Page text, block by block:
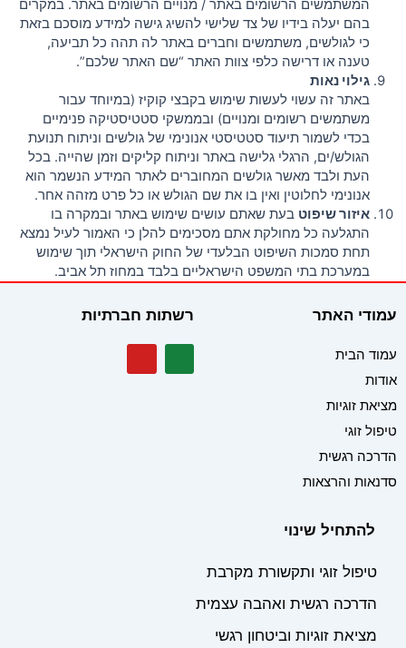
המשתמשים הרשומים באתר / מנויים הרשומים באתר. במקרים
בהם יעלה בידיו של צד שלישי להשיג גישה למידע מוסכם בזאת
כי לגולשים, משתמשים וחברים באתר לה תהה כל תביעה,
טענה או דרישה כלפי צוות האתר “שם האתר שלכם”.
גילוי נאות
באתר זה עשוי לעשות שימוש בקבצי קוקיז (במיוחד עבור
משתמשים רשומים ומנויים) ובממשקי סטטיסטיקה פנימיים
בכדי לשמור תיעוד סטטיסטי אנונימי של גולשים וניתוח תנועת
הגולש/ים, הרגלי גלישה באתר וניתוח קליקים וזמן שהייה. בכל
העת ולבד מאשר גולשים המחוברים לאתר המידע הנשמר הוא
אנונימי לחלוטין ואין בו את שם הגולש או כל פרט מזהה אחר.
איזור שיפוט בעת שאתם עושים שימוש באתר ובמקרה בו
התגלעה כל מחולקת אתם מסכימים להלן כי האמור לעיל נמצא
תחת סמכות השיפוט הבלעדי של החוק הישראלי תוך שימוש
במערכת בתי המשפט הישראליים בלבד במחוז תל אביב.
עמודי האתר
עמוד הבית
אודות
מציאת זוגיות
טיפול זוגי
הדרכה רגשית
סדנאות והרצאות
רשתות חברתיות
W
להתחיל שינוי
טיפול זוגי ותקשורת מקרבת
הדרכה רגשית ואהבה עצמית
מציאת זוגיות וביטחון רגשי